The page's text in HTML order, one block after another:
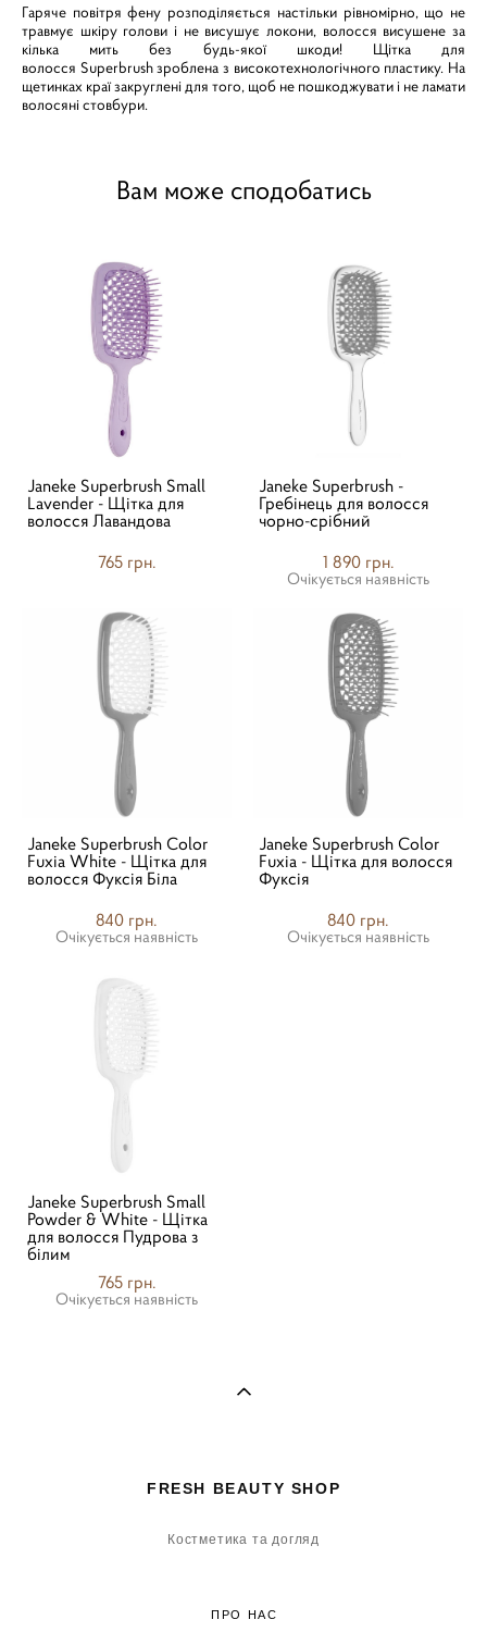
Гаряче повітря фену розподіляється настільки рівномірно, що не
травмує шкіру голови і не висушує локони, волосся висушене за
кілька мить без будь-якої шкоди! Щітка для
волосся Superbrush зроблена з високотехнологічного пластику. На
щетинках краї закруглені для того, щоб не пошкоджувати і не ламати
волосяні стовбури.
Вам може сподобатись
Janeke Superbrush -
Гребінець для волосся
чорно-срібний
1 890 грн.
Очікується наявність
Janeke Superbrush Color
Fuxia White - Щітка для
волосся Фуксія Біла
840 грн.
Очікується наявність
Janeke Superbrush Color
Fuxia - Щітка для волосся
Фуксія
840 грн.
Очікується наявність
Janeke Superbrush Small
Lavender - Щітка для
волосся Лавандова
765 грн.
Janeke Superbrush Small
Powder & White - Щітка
для волосся Пудрова з
білим
765 грн.
Очікується наявність
FRESH BEAUTY SHOP
Костметика та догляд
ПРО НАС